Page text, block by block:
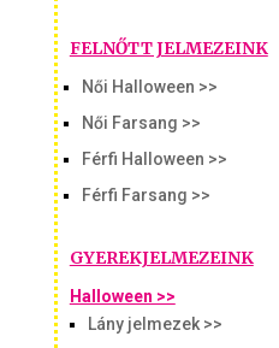
FELNŐTT JELMEZEINK
Női Halloween >>
Női Farsang >>
Férfi Halloween >>
Férfi Farsang >>
GYEREKJELMEZEINK
Halloween >>
Lány jelmezek >>